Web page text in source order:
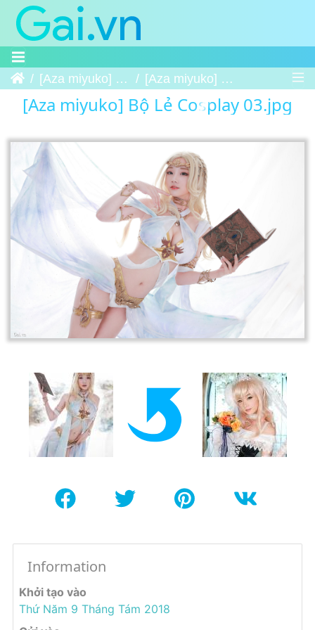
Trang chủ[Aza miyuko] Bộ Lẻ Cosplay [Aza miyuko] Bộ Lẻ Cosplay 03
[Aza miyuko] Bộ Lẻ Cosplay 03.jpg
Information
Khởi tạo vào
Thứ Năm 9 Tháng Tám 2018